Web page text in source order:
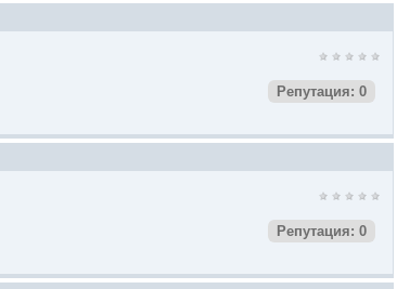
Репутация: 0
Репутация: 0